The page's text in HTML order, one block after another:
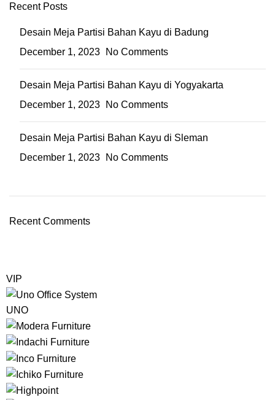
Recent Posts
Desain Meja Partisi Bahan Kayu di Badung
December 1, 2023
No Comments
Desain Meja Partisi Bahan Kayu di Yogyakarta
December 1, 2023
No Comments
Desain Meja Partisi Bahan Kayu di Sleman
December 1, 2023
No Comments
Recent Comments
VIP
UNO